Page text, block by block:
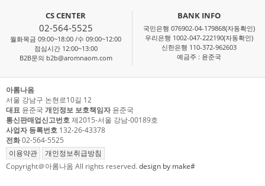
CS CENTER
02-564-5525
월화목금 09:00~18:00 /수 09:00~12:00
점심시간 12:00~13:00
B2B문의 b2b@aromnaom.com
BANK INFO
국민은행 076902-04-179868(자동확인)
우리은행 1002-047-222190(자동확인)
신한은행 110-372-962603
예금주 : 윤준국
아롬나옴
서울 강남구 논현로10길 12
대표 윤준국 개인정보 보호책임자윤준국
통신판매업신고번호제2015-서울 강남-00189호
사업자 등록번호 132-26-43378
전화02-564-5525
이용약관
개인정보취급방침
Copyright＠아롬나옴 All rights reserved.design by make#